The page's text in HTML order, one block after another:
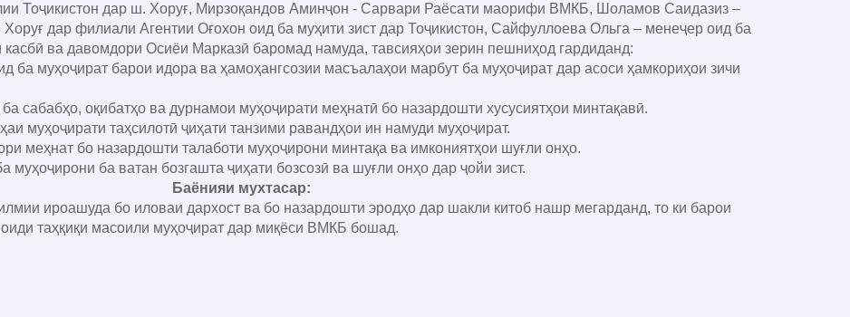
Тоҷикистон дар ш. Хоруғ, Мирзоқандов Аминҷон - Сарвари Раёсати маорифи ВМКБ, Шоламов Саидазиз –
дар филиали Агентии Оғохон оид ба муҳити зист дар Тоҷикистон, Сайфуллоева Ольга – менеҷер оид ба
ва давомдори Осиёи Марказӣ баромад намуда, тавсияҳои зерин пешниҳод гардиданд:
ба муҳоҷират барои идора ва ҳамоҳангсозии масъалаҳои марбут ба муҳоҷират дар асоси ҳамкориҳои зичи
сабабҳо, оқибатҳо ва дурнамои муҳоҷирати меҳнатӣ бо назардошти хусусиятҳои минтақавӣ.
муҳоҷирати таҳсилотӣ ҷиҳати танзими равандҳои ин намуди муҳоҷират.
меҳнат бо назардошти талаботи муҳоҷирони минтақа ва имкониятҳои шуғли онҳо.
муҳоҷирони ба ватан бозгашта ҷиҳати бозсозӣ ва шуғли онҳо дар ҷойи зист.
Баёнияи мухтасар:
ироашуда бо иловаи дархост ва бо назардошти эродҳо дар шакли китоб нашр мегарданд, то ки барои
таҳқиқи масоили муҳоҷират дар миқёси ВМКБ бошад.